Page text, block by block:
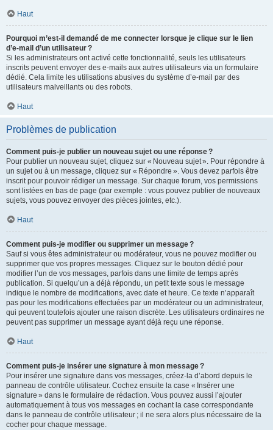
Haut
Pourquoi m’est-il demandé de me connecter lorsque je clique sur le lien
d’e-mail d’un utilisateur ?
Si les administrateurs ont activé cette fonctionnalité, seuls les utilisateurs
inscrits peuvent envoyer des e-mails aux autres utilisateurs via un formulaire
dédié. Cela limite les utilisations abusives du système d’e-mail par des
utilisateurs malveillants ou des robots.
Haut
Problèmes de publication
Comment puis-je publier un nouveau sujet ou une réponse ?
Pour publier un nouveau sujet, cliquez sur « Nouveau sujet ». Pour répondre à
un sujet ou à un message, cliquez sur « Répondre ». Vous devez parfois être
inscrit pour pouvoir rédiger un message. Sur chaque forum, vos permissions
sont listées en bas de page (par exemple : vous pouvez publier de nouveaux
sujets, vous pouvez envoyer des pièces jointes, etc.).
Haut
Comment puis-je modifier ou supprimer un message ?
Sauf si vous êtes administrateur ou modérateur, vous ne pouvez modifier ou
supprimer que vos propres messages. Cliquez sur le bouton dédié pour
modifier l’un de vos messages, parfois dans une limite de temps après
publication. Si quelqu’un a déjà répondu, un petit texte sous le message
indique le nombre de modifications, avec date et heure. Ce texte n’apparaît
pas pour les modifications effectuées par un modérateur ou un administrateur,
qui peuvent toutefois ajouter une raison discrète. Les utilisateurs ordinaires ne
peuvent pas supprimer un message ayant déjà reçu une réponse.
Haut
Comment puis-je insérer une signature à mon message ?
Pour insérer une signature dans vos messages, créez-la d’abord depuis le
panneau de contrôle utilisateur. Cochez ensuite la case « Insérer une
signature » dans le formulaire de rédaction. Vous pouvez aussi l’ajouter
automatiquement à tous vos messages en cochant la case correspondante
dans le panneau de contrôle utilisateur ; il ne sera alors plus nécessaire de la
cocher pour chaque message.